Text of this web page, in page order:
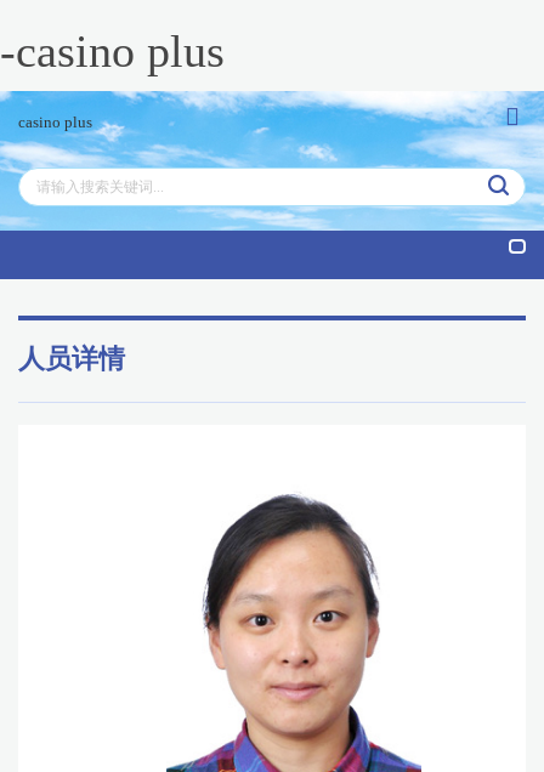
-casino plus
casino plus
人员详情